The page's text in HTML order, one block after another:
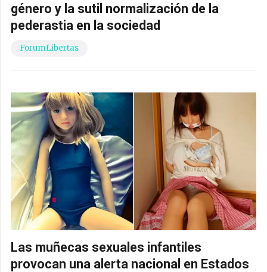
género y la sutil normalización de la
pederastia en la sociedad
ForumLibertas
Las muñecas sexuales infantiles
provocan una alerta nacional en Estados